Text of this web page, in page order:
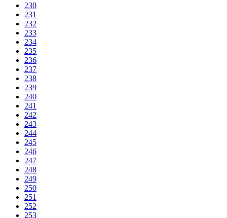
230
231
232
233
234
235
236
237
238
239
240
241
242
243
244
245
246
247
248
249
250
251
252
253